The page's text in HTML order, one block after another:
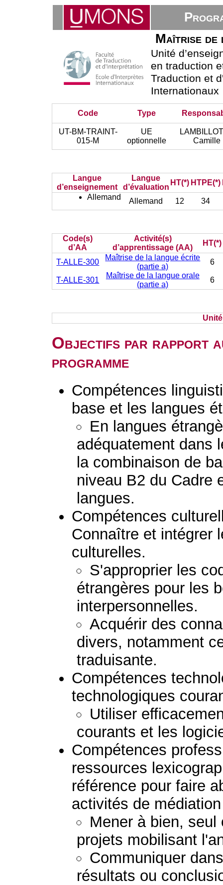
Maîtrise de
Unité
en traduction
Traduction et
Internationaux
Code Type
UT-BM-TRAINT-
015-M
UE
optionnelle
Camille
Langue
d’enseignement
Langue
d’évaluation
HT(*) HTPE(*)
Allemand
Allemand 12 34
Code(s)
d’AA
Activité(s)
d’apprentissage (AA)
HT(*)
T-ALLE-300
Maîtrise de la langue écrite
(partie a)
6
T-ALLE-301
Maîtrise de la langue orale
(partie a)
6
Objectifs par rapport
programme
Compétences
base et les langues
En langues
adéquatement dans
la combinaison de
niveau B2 du Cadre
langues.
Compétences
Connaître et intégrer
culturelles.
S'approprier les
étrangères pour les
interpersonnelles.
Acquérir des
divers, notamment
traduisante.
Compétences
technologiques
Utiliser
courants et les
Compétences
ressources
référence pour faire
activités de
Mener à bien,
projets mobilisant
Communiquer
résultats ou